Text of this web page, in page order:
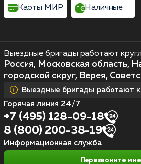
Выездные бригады работают
Россия, Московская область,
городской округ, Верея,
Выездные бригады работают
Горячая линия 24/7
+7 (495) 128-09-18
8 (800) 200-38-19
Информационная служба
Перезвоните мне
Карты МИР Наличные